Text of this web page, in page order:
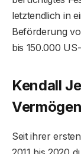
letztendlich in
Beförderung
bis 150.000
Kendall
Seit ihrer